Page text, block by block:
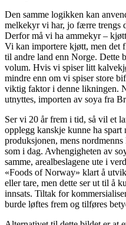
Den samme logikken kan
melkekyr vi har, jo færre trengs
Derfor må vi ha ammekyr –
Vi kan importere kjøtt, men det
til andre land enn Norge. Dette
volum. Hvis vi spiser litt
mindre enn om vi spiser store
viktig faktor i denne likningen.
utnyttes, importen av soya fra
Ser vi 20 år frem i tid, så vil et
opplegg kanskje kunne ha
produksjonen, mens
som i dag. Avhengigheten av
samme, arealbeslagene ute i
«Foods of Norway» klart å
eller tare, men dette ser ut til å
innsats. Tiltak for
burde løftes frem og tilføres